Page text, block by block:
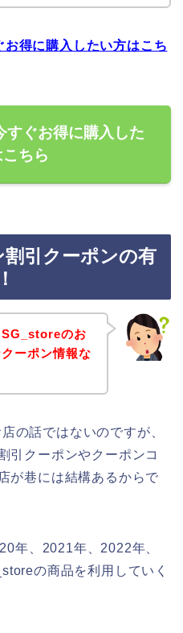
得に購入したい方はこち
ぐお得に購入した
ちら
引クーポンの有
SG_storeのお
ーポン情報な
の話ではないのですが、
引クーポンやクーポンコ
が巷には結構あるからで
年、2021年、2022年、
の商品を利用していく